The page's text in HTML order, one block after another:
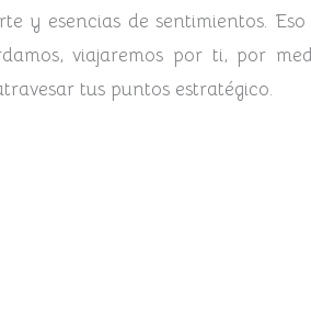
y esencias de sentimientos. Eso
viajaremos por ti, por
tus puntos estratégico.